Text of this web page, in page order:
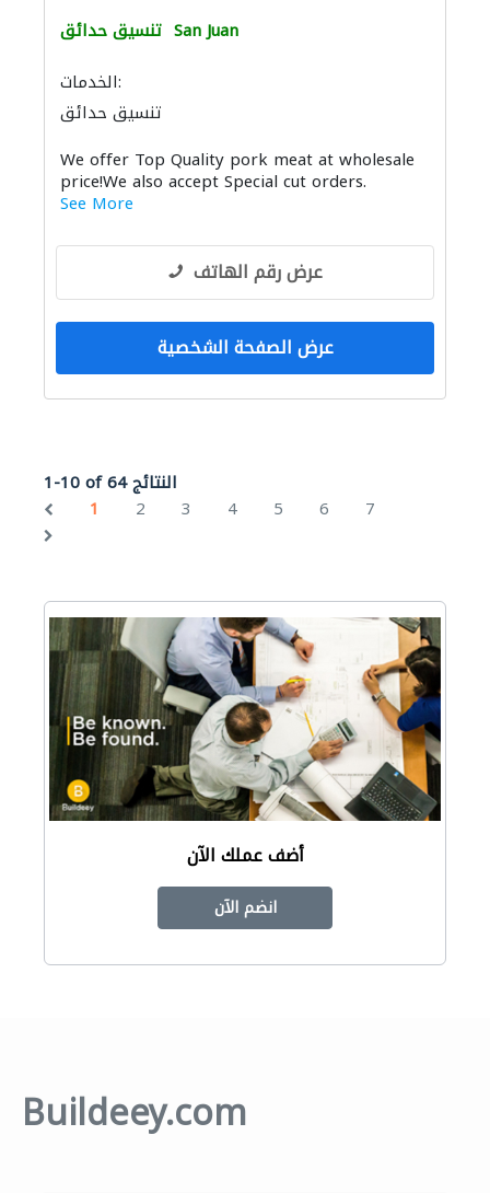
تنسيق حدائق San Juan
الخدمات:
تنسيق حدائق
We offer Top Quality pork meat at wholesale
price!We also accept Special cut orders.
See More
عرض رقم الهاتف
عرض الصفحة الشخصية
1-10 of 64 النتائج
1
2 3 4 5 6 7
أضف عملك الآن
انضم الآن
Buildeey.com